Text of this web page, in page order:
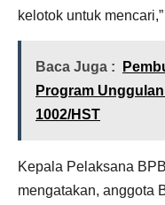
kelotok untuk
Baca Juga :
Program
1002/HST
Kepala Pelaksana
mengatakan, anggota